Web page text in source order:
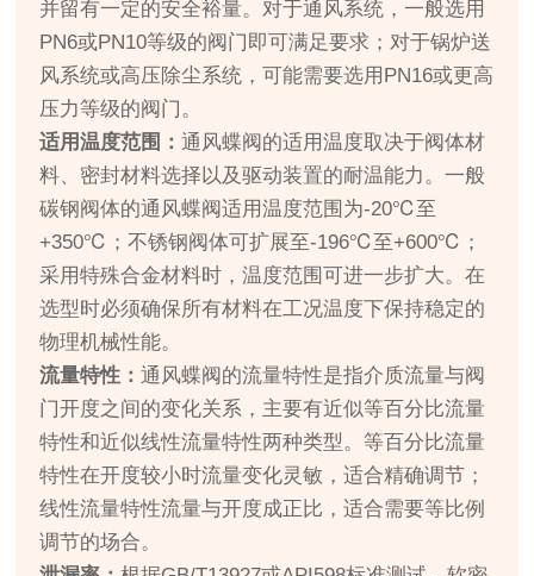
并留有一定的安全裕量。对于通风系统，一般选用
PN6或PN10等级的阀门即可满足要求；对于锅炉送
风系统或高压除尘系统，可能需要选用PN16或更高
压力等级的阀门。
适用温度范围：通风蝶阀的适用温度取决于阀体材
料、密封材料选择以及驱动装置的耐温能力。一般
碳钢阀体的通风蝶阀适用温度范围为-20℃至
+350℃；不锈钢阀体可扩展至-196℃至+600℃；
采用特殊合金材料时，温度范围可进一步扩大。在
选型时必须确保所有材料在工况温度下保持稳定的
物理机械性能。
流量特性：通风蝶阀的流量特性是指介质流量与阀
门开度之间的变化关系，主要有近似等百分比流量
特性和近似线性流量特性两种类型。等百分比流量
特性在开度较小时流量变化灵敏，适合精确调节；
线性流量特性流量与开度成正比，适合需要等比例
调节的场合。